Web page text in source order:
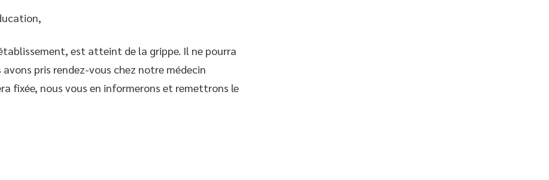
est atteint de la grippe. Il ne pourra
pris rendez-vous chez notre médecin
fixée, nous vous en informerons et remettrons le